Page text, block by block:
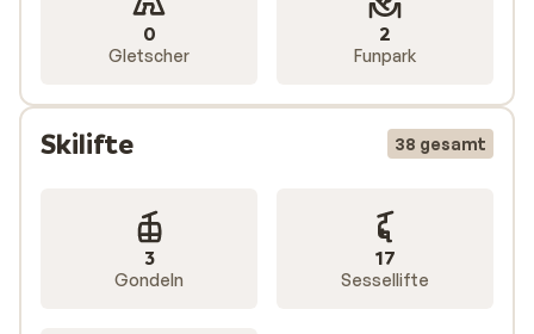
0
Gletscher
2
Funpark
Skilifte 38 gesamt
3
Gondeln
17
Sessellifte